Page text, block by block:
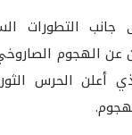
جانب التطورات
عن الهجوم
والذي أعلن الحرس